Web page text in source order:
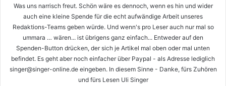
Was uns narrisch freut. Schön wäre es dennoch, wenn es hin und wider
auch eine kleine Spende für die echt aufwändige Arbeit unseres
Redaktions-Teams geben würde. Und wenn's pro Leser auch nur mal so
ummara … wären... ist übrigens ganz einfach... Entweder auf den
Spenden-Button drücken, der sich je Artikel mal oben oder mal unten
befindet. Es geht aber noch einfacher über Paypal - als Adresse lediglich
singer@singer-online.de eingeben. In diesem Sinne - Danke, fürs Zuhören
und fürs Lesen Uli Singer